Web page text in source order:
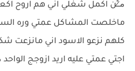
م̷ـــِْن اكمل شغلي اني هم اروح
ماخلصت المشاكل عمتي وره
كلهم نزعو الاسود اني مانزعت
اجتي عمتي عليه اريد ازوجج الواحد